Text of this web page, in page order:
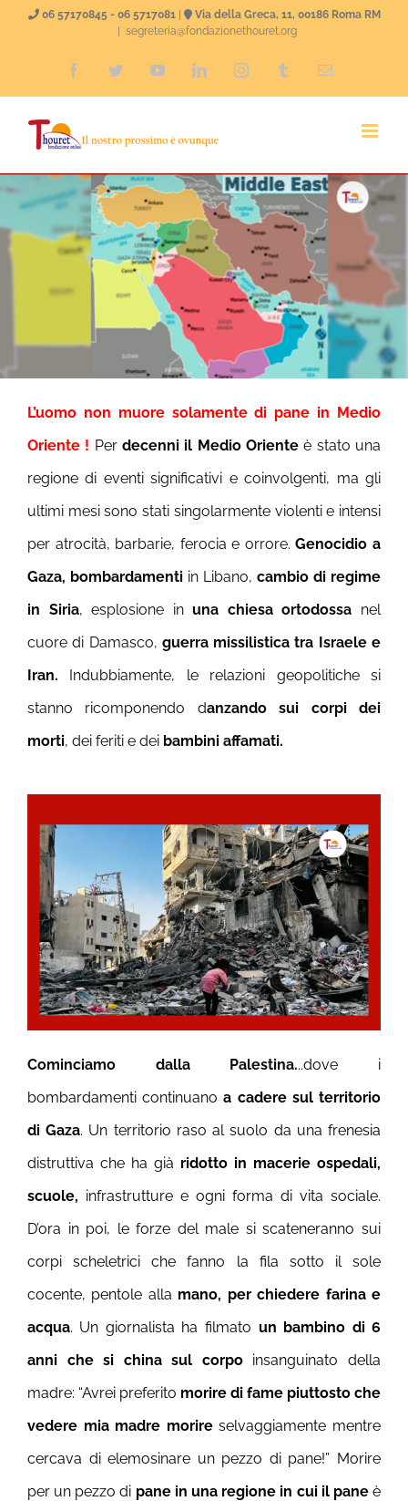
Salta
06 57170845 - 06 5717081|
Via della Greca, 11, 00186 Roma RM
segreteria@fondazionethouret.org
FacebookTwitterYouTubeLinkedInInstagramTumblrEmail
L’uomo non muore solamente di pane in Medio
Oriente ! Perdecenni il Medio Orienteè stato una
regione di eventi significativi e coinvolgenti, ma gli
ultimi mesi sono stati singolarmente violenti e intensi
per atrocità, barbarie, ferocia e orrore.Genocidio a
Gaza, bombardamenti in Libano,cambio di regime
in Siria, esplosione inuna chiesa ortodossa nel
cuore di Damasco, guerra missilistica tra Israele e
Iran. Indubbiamente, le relazioni geopolitiche si
stanno ricomponendo danzando sui corpi dei
morti, dei feriti e dei bambini affamati.
Cominciamo dalla Palestina...dove i
bombardamenti continuanoa cadere sul territorio
di Gaza. Un territorio raso al suolo da una frenesia
distruttiva che ha già ridotto in macerie ospedali,
scuole, infrastrutture e ogni forma di vita sociale.
D’ora in poi, le forze del male si scateneranno sui
corpi scheletrici che fanno la fila sotto il sole
cocente, pentole alla mano, per chiedere farina e
acqua. Un giornalista ha filmato un bambino di 6
anni che si china sul corpoinsanguinato della
madre: “Avrei preferito morire di fame piuttosto che
vedere mia madre morireselvaggiamente mentre
cercava di elemosinare un pezzo di pane!” Morire
per un pezzo di pane in una regione in cui il paneè